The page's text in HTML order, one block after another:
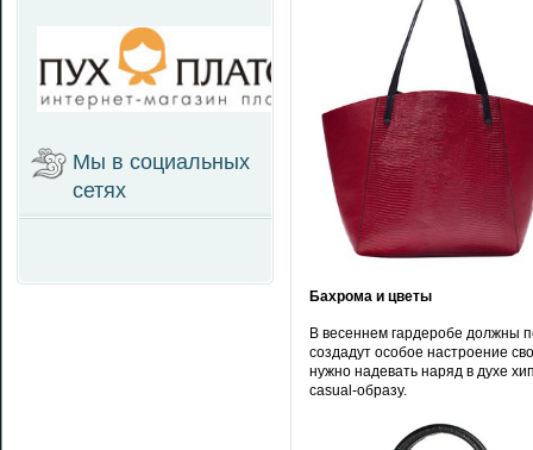
Бахрома и цветы
В весеннем гардеробе должны
создадут особое настроение
нужно надевать наряд в духе
casual-образу.
Мы в социальных
сетях